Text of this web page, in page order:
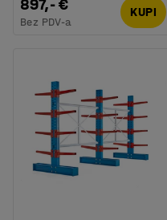
897,- €
Bez PDV-a
KUPI